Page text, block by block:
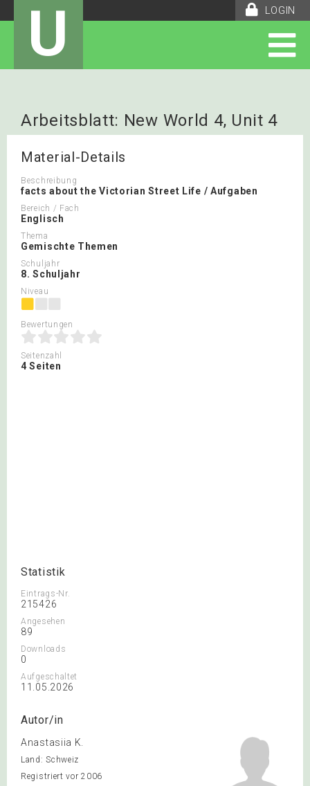
LOGIN
U
Arbeitsblatt: New World 4, Unit 4
Material-Details
Beschreibung
facts about the Victorian Street Life / Aufgaben
Bereich / Fach
Englisch
Thema
Gemischte Themen
Schuljahr
8. Schuljahr
Niveau
Bewertungen
Seitenzahl
4 Seiten
Statistik
Eintrags-Nr.
215426
Angesehen
89
Downloads
0
Aufgeschaltet
11.05.2026
Autor/in
Anastasiia K.
Land: Schweiz
Registriert vor 2006